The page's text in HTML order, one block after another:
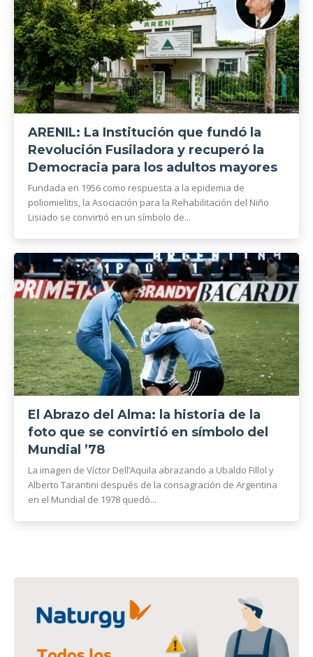
ARENIL: La Institución que fundó la
Revolución Fusiladora y recuperó la
Democracia para los adultos mayores
Fundada en 1956 como respuesta a la epidemia de
poliomielitis, la Asociación para la Rehabilitación del Niño
Lisiado se convirtió en un símbolo de...
El Abrazo del Alma: la historia de la
foto que se convirtió en símbolo del
Mundial ’78
La imagen de Víctor Dell’Aquila abrazando a Ubaldo Fillol y
Alberto Tarantini después de la consagración de Argentina
en el Mundial de 1978 quedó...